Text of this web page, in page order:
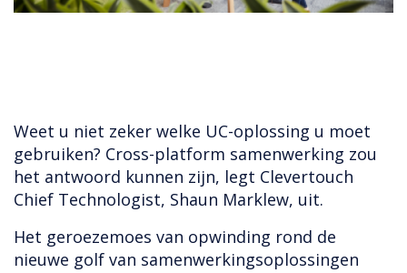
Weet u niet zeker welke UC-oplossing u moet
gebruiken? Cross-platform samenwerking zou
het antwoord kunnen zijn, legt Clevertouch
Chief Technologist, Shaun Marklew, uit.
Het geroezemoes van opwinding rond de
nieuwe golf van samenwerkingsoplossingen